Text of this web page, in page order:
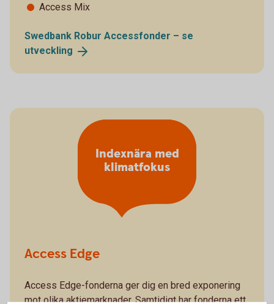
Access Mix
Swedbank Robur Accessfonder – se
utveckling
Access Edge
Access Edge-fonderna ger dig en bred exponering
mot olika aktiemarknader. Samtidigt har fonderna ett
Indexnära med
klimatfokus